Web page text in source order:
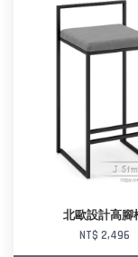
北歐設計高腳
NT$ 2,496